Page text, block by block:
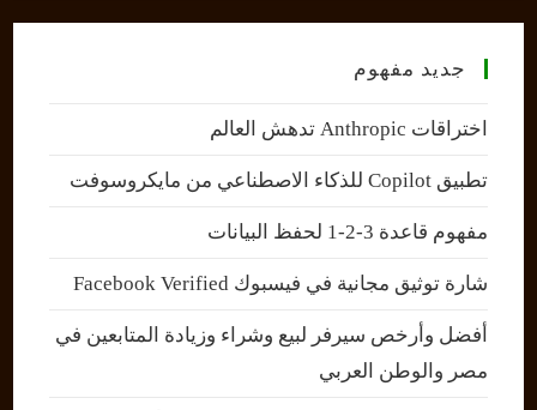
جديد مفهوم
اختراقات Anthropic تدهش العالم
تطبيق Copilot للذكاء الاصطناعي من مايكروسوفت
مفهوم قاعدة 3-2-1 لحفظ البيانات
شارة توثيق مجانية في فيسبوك Facebook Verified
أفضل وأرخص سيرفر لبيع وشراء وزيادة المتابعين في
مصر والوطن العربي